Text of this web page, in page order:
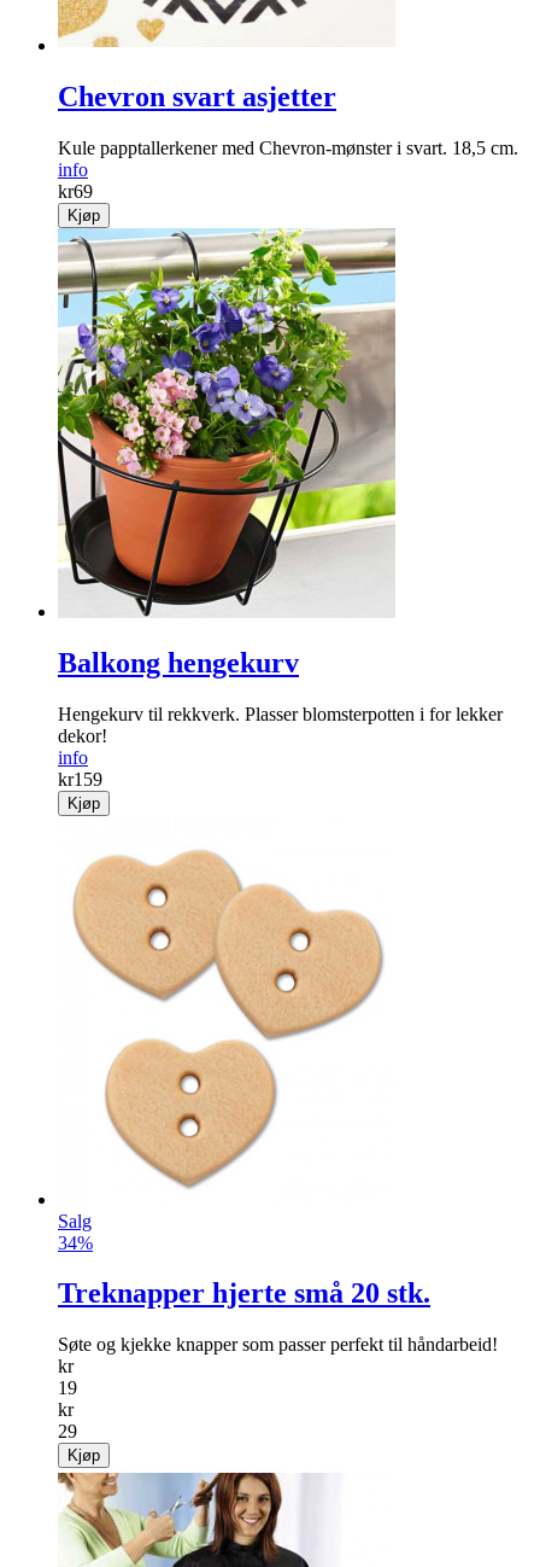
Chevron svart asjetter
Kule papptallerkener med Chevron-mønster i svart. 18,5 cm.
info
kr69
Kjøp
Balkong hengekurv
Hengekurv til rekkverk. Plasser blomsterpotten i for lekker
dekor!
info
kr159
Kjøp
Salg
34%
Treknapper hjerte små 20 stk.
Søte og kjekke knapper som passer perfekt til håndarbeid!
kr
19
kr
29
Kjøp